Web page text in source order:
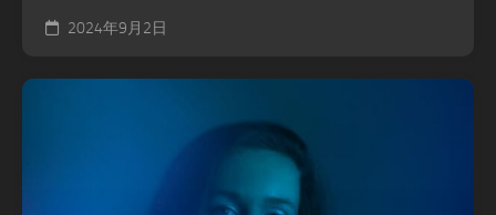
2024年9月2日